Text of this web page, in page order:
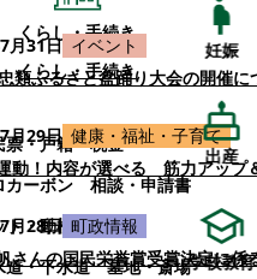
くらし・手続き
くらし・手続き
票・戸籍
税金
カーボン
相談・申請書
ト・動植物
ごみ
道・下水道
墓地・斎場
月31日 イベント
類ふるさと盆踊り大会の開催に
月29日 健康・福祉・子育て
動！内容が選べる 筋力アップ
月28日 町政情報
さんの国民栄誉賞受賞決定に係
妊娠
出産
学校教育